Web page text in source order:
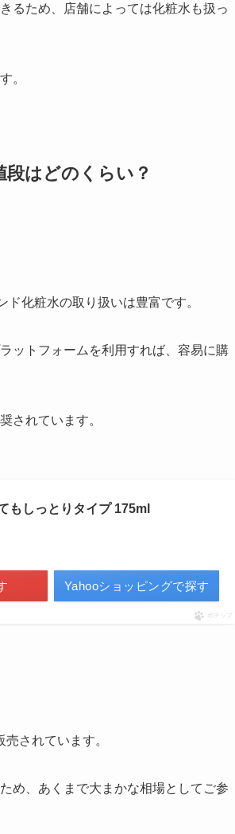
るため、店舗によっては化粧水も扱っ
。
はどのくらい？
化粧水の取り扱いは豊富です。
ットフォームを利用すれば、容易に購
されています。
もしっとりタイプ 175ml
Yahooショッピングで探す
ポチップ
されています。
め、あくまで大まかな相場としてご参